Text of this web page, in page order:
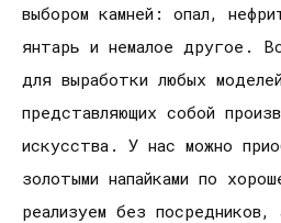
выбором камней: опал,
янтарь и немалое другое.
для выработки любых
представляющих собой
искусства. У нас можно
золотыми напайками по
реализуем без